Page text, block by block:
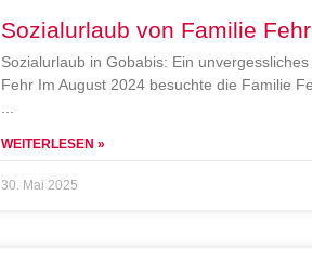
Sozialurlaub von Familie Fehr
Sozialurlaub in Gobabis: Ein
Fehr Im August 2024 besuchte die Familie
WEITERLESEN »
30. Mai 2025